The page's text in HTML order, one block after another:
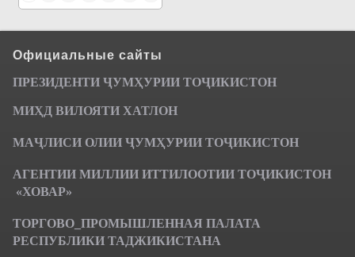
Официальные сайты
ПРЕЗИДЕНТИ ҶУМҲУРИИ ТОҶИКИСТОН
МИҲД ВИЛОЯТИ ХАТЛОН
МАҶЛИСИ ОЛИИ ҶУМҲУРИИ ТОҶИКИСТОН
АГЕНТИИ МИЛЛИИ ИТТИЛООТИИ ТОҶИКИСТОН
«ХОВАР»
ТОРГОВО_ПРОМЫШЛЕННАЯ ПАЛАТА
РЕСПУБЛИКИ ТАДЖИКИСТАНА